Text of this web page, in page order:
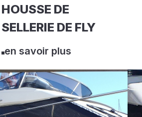
HOUSSE DE
SELLERIE DE FLY
en savoir plus